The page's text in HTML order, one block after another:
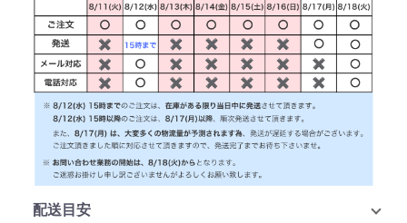
配送目安